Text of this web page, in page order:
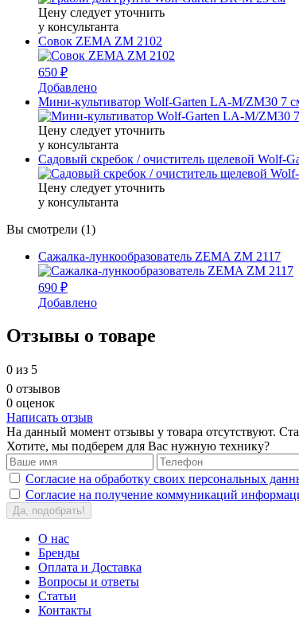
Цену следует уточнить
у консультанта
Совок ZEMA ZM 2102
650 ₽
Добавлено
Мини-культиватор Wolf-Garten LA-M/ZM30 7
Цену следует уточнить
у консультанта
Садовый скребок / очиститель щелевой Wolf-
Цену следует уточнить
у консультанта
Вы смотрели (1)
Сажалка-лункообразователь ZEMA ZM 2117
690 ₽
Добавлено
Отзывы о товаре
0 из 5
0 отзывов
0 оценок
Написать отзыв
На данный момент отзывы у товара отсутствуют.
Хотите, мы подберем для Вас нужную технику?
Согласие на обработку своих персональных
Согласие на получение коммуникаций
Да, подобрать!
О нас
Бренды
Оплата и Доставка
Вопросы и ответы
Статьи
Контакты